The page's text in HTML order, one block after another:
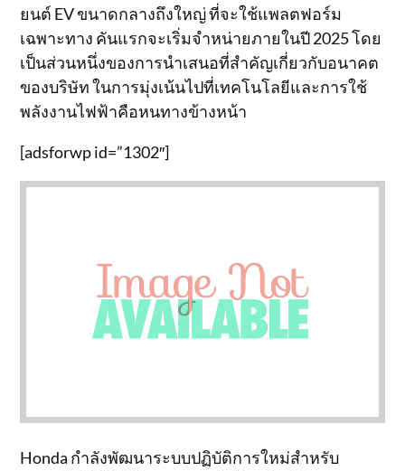
ยนต์ EV ขนาดกลางถึงใหญ่ ที่จะใช้แพลตฟอร์ม
เฉพาะทาง คันแรกจะเริ่มจำหน่ายภายในปี 2025 โดย
เป็นส่วนหนึ่งของการนำเสนอที่สำคัญเกี่ยวกับอนาคต
ของบริษัท ในการมุ่งเน้นไปที่เทคโนโลยีและการใช้
พลังงานไฟฟ้าคือหนทางข้างหน้า
[adsforwp id=”1302″]
Honda กำลังพัฒนาระบบปฏิบัติการใหม่สำหรับ